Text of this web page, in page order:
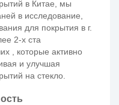
в Китае, мы
в исследование,
для покрытия в г.
2-х ста
, которые активно
и улучшая
на стекло.